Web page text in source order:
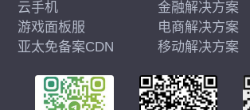
云手机
游戏面板服
亚太免备案CDN
金融解决方案
电商解决方案
移动解决方案